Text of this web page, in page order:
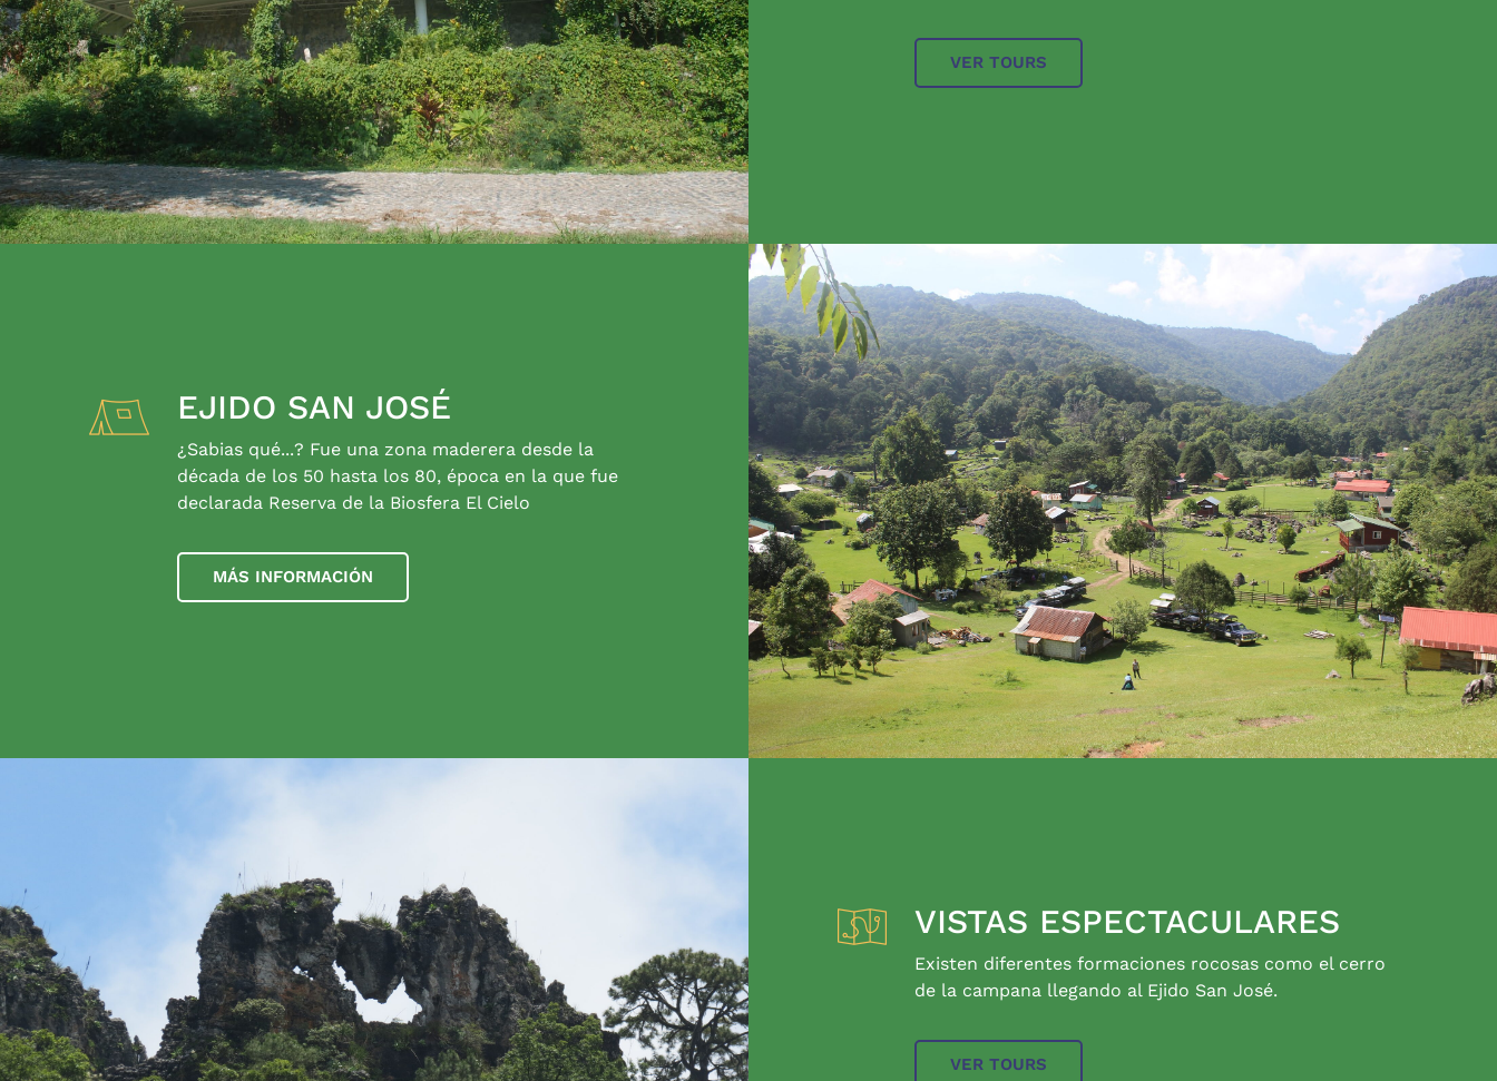
VER TOURS
EJIDO SAN JOSÉ
¿Sabias qué...? Fue una zona maderera desde la
década de los 50 hasta los 80, época en la que fue
declarada Reserva de la Biosfera El Cielo
MÁS INFORMACIÓN
VISTAS ESPECTACULARES
Existen diferentes formaciones rocosas como el cerro
de la campana llegando al Ejido San José.
VER TOURS